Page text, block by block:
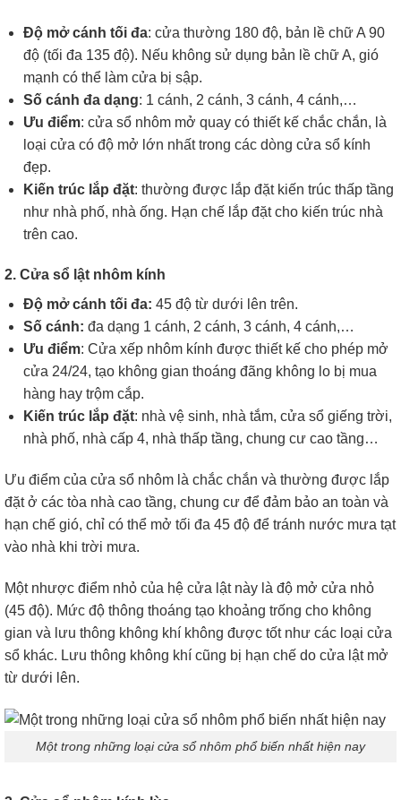
Độ mở cánh tối đa: cửa thường 180 độ, bản lề chữ A 90
độ (tối đa 135 độ). Nếu không sử dụng bản lề chữ A, gió
mạnh có thể làm cửa bị sập.
Số cánh đa dạng: 1 cánh, 2 cánh, 3 cánh, 4 cánh,…
Ưu điểm: cửa sổ nhôm mở quay có thiết kế chắc chắn, là
loại cửa có độ mở lớn nhất trong các dòng cửa sổ kính
đẹp.
Kiến trúc lắp đặt: thường được lắp đặt kiến trúc thấp tầng
như nhà phố, nhà ống. Hạn chế lắp đặt cho kiến trúc nhà
trên cao.
2. Cửa sổ lật nhôm kính
Độ mở cánh tối đa: 45 độ từ dưới lên trên.
Số cánh: đa dạng 1 cánh, 2 cánh, 3 cánh, 4 cánh,…
Ưu điểm: Cửa xếp nhôm kính được thiết kế cho phép mở
cửa 24/24, tạo không gian thoáng đãng không lo bị mua
hàng hay trộm cắp.
Kiến trúc lắp đặt: nhà vệ sinh, nhà tắm, cửa sổ giếng trời,
nhà phố, nhà cấp 4, nhà thấp tầng, chung cư cao tầng…
Ưu điểm của cửa sổ nhôm là chắc chắn và thường được lắp
đặt ở các tòa nhà cao tầng, chung cư để đảm bảo an toàn và
hạn chế gió, chỉ có thể mở tối đa 45 độ để tránh nước mưa tạt
vào nhà khi trời mưa.
Một nhược điểm nhỏ của hệ cửa lật này là độ mở cửa nhỏ
(45 độ). Mức độ thông thoáng tạo khoảng trống cho không
gian và lưu thông không khí không được tốt như các loại cửa
sổ khác. Lưu thông không khí cũng bị hạn chế do cửa lật mở
từ dưới lên.
Một trong những loại cửa sổ nhôm phổ biến nhất hiện nay